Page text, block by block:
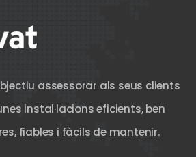
assessorar als seus clients
instal·lacions eficients, ben
fiables i fàcils de mantenir.